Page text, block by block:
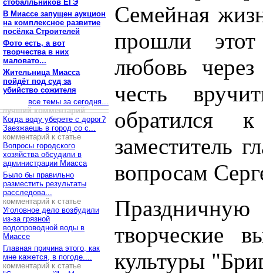
стобалльников ЕГЭ
В Миассе запущен аукцион
на комплексное развитие
посёлка Строителей
Фото есть, а вот
творчества в них
маловато...
Жительница Миасса
пойдёт под суд за
убийство сожителя
все темы за сегодня...
лучший комментарий
Когда воду уберете с дорог?
Заезжаешь в город со с...
комментарий к статье
Вопросы городского
хозяйства обсудили в
администрации Миасса
Было бы правильно
разместить результаты
расследова...
комментарий к статье
Уголовное дело возбудили
из-за грязной
водопроводной воды в
Миассе
Главная причина этого, как
мне кажется, в погоде....
комментарий к статье
Семейная
прошли
любовь
честь
обратился
заместитель
вопросам
творческие
культуры